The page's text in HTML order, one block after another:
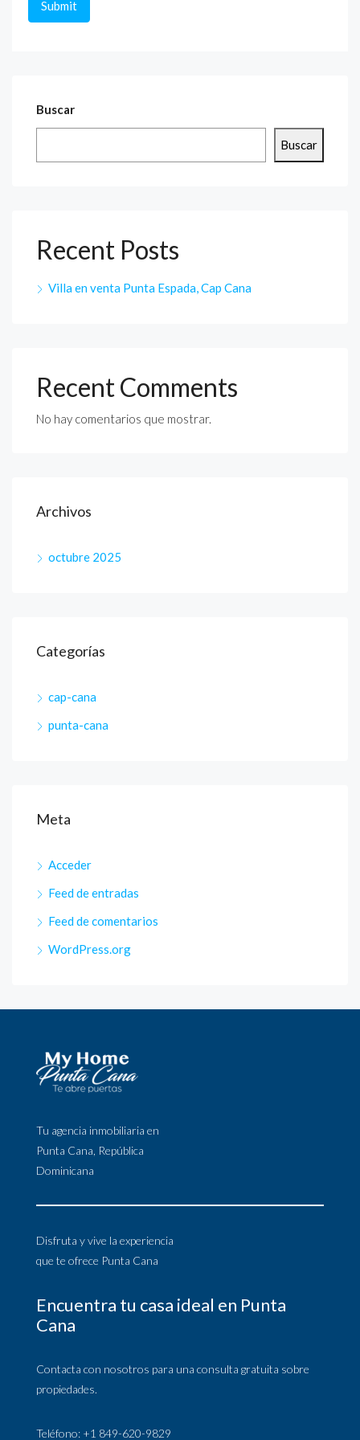
Buscar
Buscar
Recent Posts
Villa en venta Punta Espada, Cap Cana
Recent Comments
No hay comentarios que mostrar.
Archivos
octubre 2025
Categorías
cap-cana
punta-cana
Meta
Acceder
Feed de entradas
Feed de comentarios
WordPress.org
Tu agencia inmobiliaria en
Punta Cana, República
Dominicana
Disfruta y vive la experiencia
que te ofrece Punta Cana
Encuentra tu casa ideal en Punta
Cana
Contacta con nosotros para una consulta gratuita sobre
propiedades.
Teléfono: +1 849-620-9829